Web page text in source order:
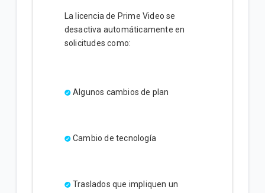
La licencia de Prime Video se
desactiva automáticamente en
solicitudes como:
Algunos cambios de plan
Cambio de tecnología
Traslados que impliquen un